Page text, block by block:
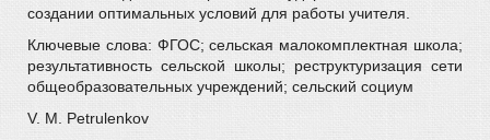
создании оптимальных условий для работы учителя.
Ключевые слова: ФГОС; сельская малокомплектная школа;
результативность сельской школы; реструктуризация сети
общеобразовательных учреждений; сельский социум
V. M. Petrulenkov